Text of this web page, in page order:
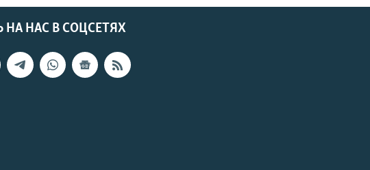
НАС В СОЦСЕТЯХ